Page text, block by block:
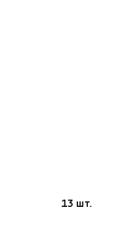
13 шт.